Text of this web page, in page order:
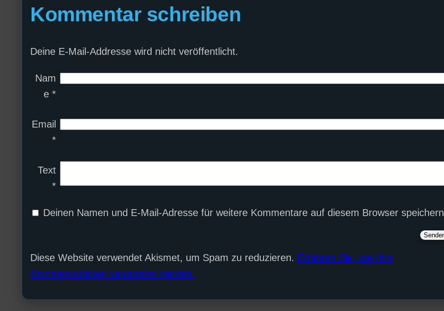
Kommentar schreiben
Deine E-Mail-Addresse wird nicht veröffentlicht.
Nam
e *
Email
*
Text
*
Deinen Namen und E-Mail-Adresse für weitere Kommentare auf diesem Browser
Diese Website verwendet Akismet, um Spam zu reduzieren. Erfahren Sie, wie Ihre
Kommentardaten verarbeitet werden.